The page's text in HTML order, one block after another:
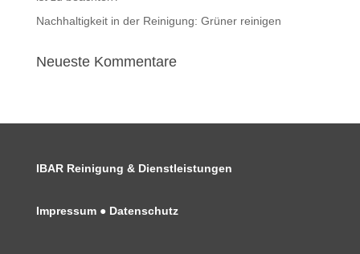
Nachhaltigkeit in der Reinigung: Grüner reinigen
Neueste Kommentare
IBAR Reinigung & Dienstleistungen
Impressum● Datenschutz